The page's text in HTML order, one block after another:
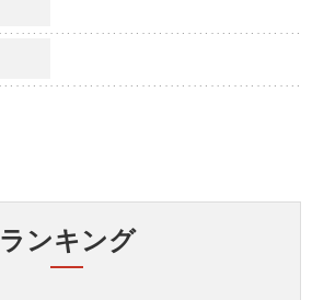
ランキング